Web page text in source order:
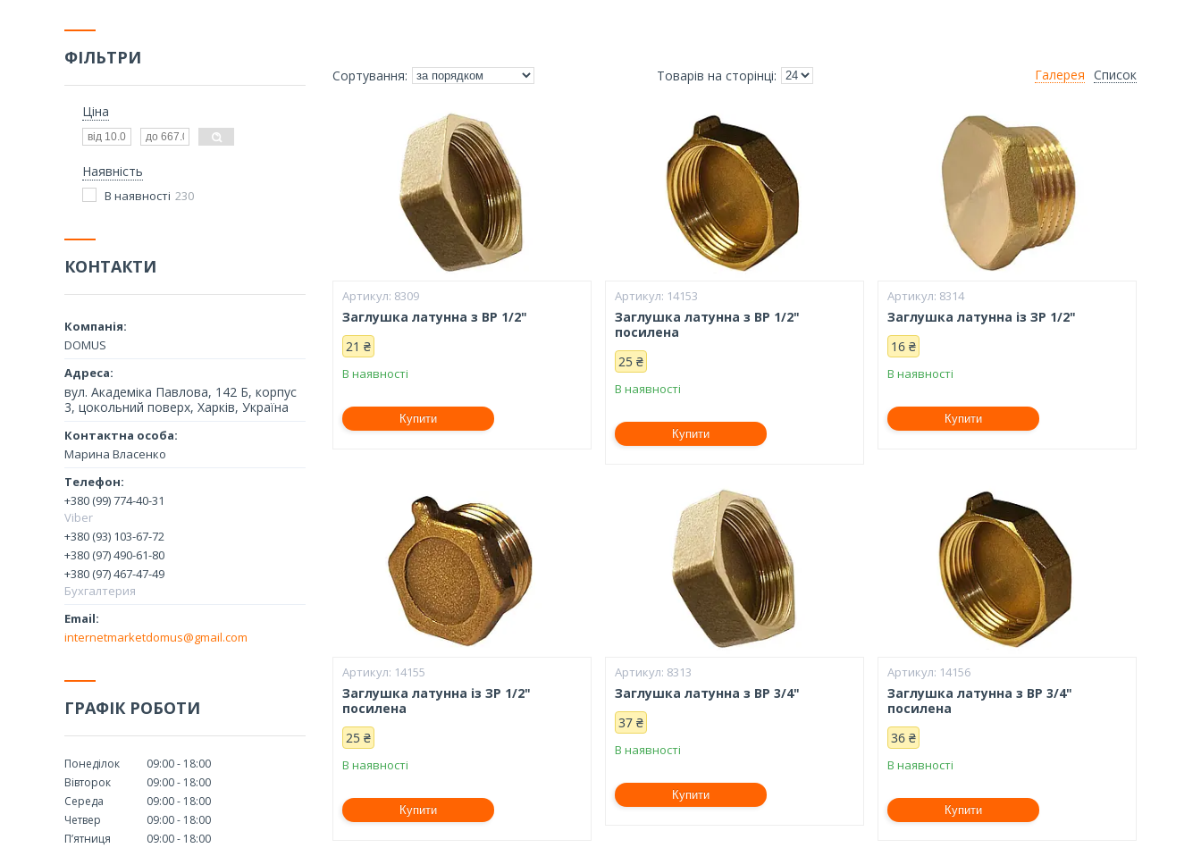
Галерея Список
8309
Заглушка латунна з ВР 1/2"
21 ₴
В наявності
Купити
14153
Заглушка латунна з ВР 1/2"
посилена
25 ₴
В наявності
Купити
8314
Заглушка латунна із ЗР 1/2"
16 ₴
В наявності
Купити
14155
Заглушка латунна із ЗР 1/2"
посилена
25 ₴
В наявності
Купити
8313
Заглушка латунна з ВР 3/4"
37 ₴
В наявності
Купити
14156
Заглушка латунна з ВР 3/4"
посилена
36 ₴
В наявності
Купити
ФІЛЬТРИ
Ціна
Наявність
В наявності 230
КОНТАКТИ
DOMUS
вул. Академіка Павлова, 142 Б, корпус
3, цокольний поверх, Харків, Україна
Марина Власенко
+380 (99) 774-40-31
Viber
+380 (93) 103-67-72
+380 (97) 490-61-80
+380 (97) 467-47-49
Бухгалтерия
internetmarketdomus@gmail.com
ГРАФІК РОБОТИ
Понеділок 09:00
18:00
Вівторок
09:00
18:00
Середа
09:00
18:00
Четвер
09:00
18:00
Пʼятниця
09:00
18:00